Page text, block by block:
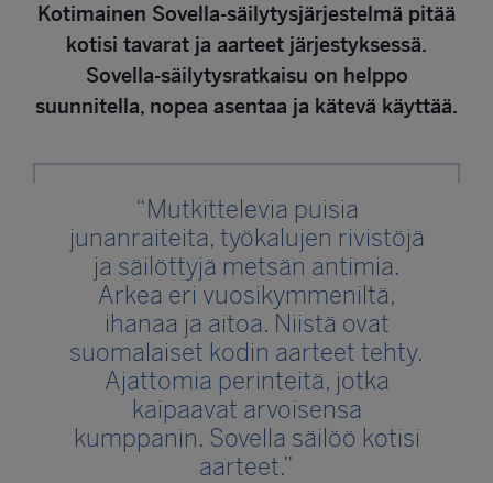
helppo ja vaivaton käyttää, tekevät kodistasi viihtyisän.
Tsekkaa vinkit ja laita oman kotisi säilytys kuntoon!
Kotimainen Sovella-säilytysjärjestelmä pitää
kotisi tavarat ja aarteet järjestyksessä.
Sovella-säilytysratkaisu on helppo
suunnitella, nopea asentaa ja kätevä käyttää.
“Mutkittelevia puisia
junanraiteita, työkalujen rivistöjä
ja säilöttyjä metsän antimia.
Arkea eri vuosikymmeniltä,
ihanaa ja aitoa. Niistä ovat
suomalaiset kodin aarteet tehty.
Ajattomia perinteitä, jotka
kaipaavat arvoisensa
kumppanin. Sovella säilöö kotisi
aarteet.”